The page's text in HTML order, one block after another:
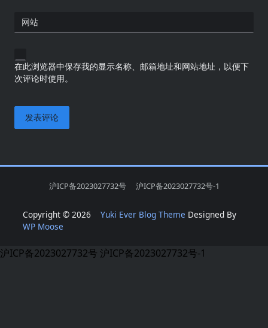
网站
在此浏览器中保存我的显示名称、邮箱地址和网站地址，以便下
次评论时使用。
沪ICP备2023027732号 沪ICP备2023027732号-1
Copyright © 2026 Yuki Ever Blog Theme Designed By
WP Moose
沪ICP备2023027732号 沪ICP备2023027732号-1